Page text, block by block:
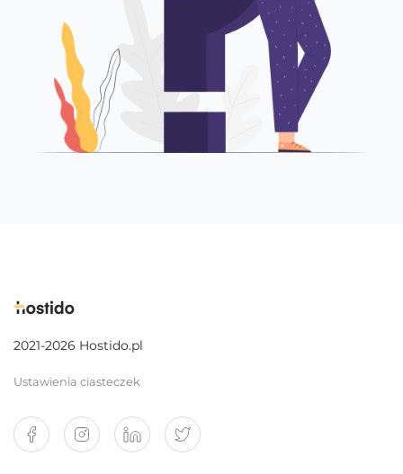
2021-2026 Hostido.pl
Ustawienia ciasteczek